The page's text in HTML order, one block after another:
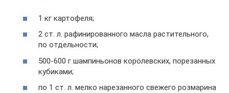
1 кг картофеля;
2 ст. л. рафинированного масла растительного,
по отдельности;
500-600 г шампиньонов королевских, порезанных
кубиками;
по 1 ст. л. мелко нарезанного свежего розмарина